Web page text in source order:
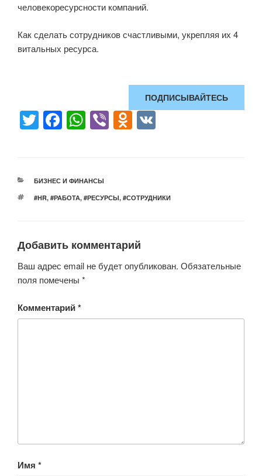
человекоресурсности компаний.
Как сделать сотрудников счастливыми, укрепляя их 4
витальных ресурса.
ПОДПИСЫВАЙТЕСЬ
T
wi
er
F
a
e
b
k
W
h
s
A
Vi
b
O
d
kl
ni
ki
РУБРИКИ
БИЗНЕС И ФИНАНСЫ
МЕТКИ
#HR, #РАБОТА, #РЕСУРСЫ, #СОТРУДНИКИ
Добавить комментарий
Ваш адрес email не будет опубликован. Обязательные
поля помечены *
Комментарий*
Имя *